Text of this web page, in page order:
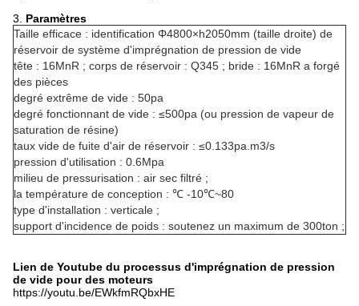
3. Paramètres
Taille efficace : identification Φ4800×h2050mm (taille droite) de
réservoir de système d'imprégnation de pression de vide
tête : 16MnR ; corps de réservoir : Q345 ; bride : 16MnR a forgé
des pièces
degré extrême de vide : 50pa
degré fonctionnant de vide : ≤500pa (ou pression de vapeur de
saturation de résine)
taux vide de fuite d'air de réservoir : ≤0.133pa.m3/s
pression d'utilisation : 0.6Mpa
milieu de pressurisation : air sec filtré ;
la température de conception : ℃ -10℃~80
type d'installation : verticale ;
support d'incidence de poids : soutenez un maximum de 300ton ;
Lien de Youtube du processus d'imprégnation de pression
de vide pour des moteurs
https://youtu.be/EWkfmRQbxHE